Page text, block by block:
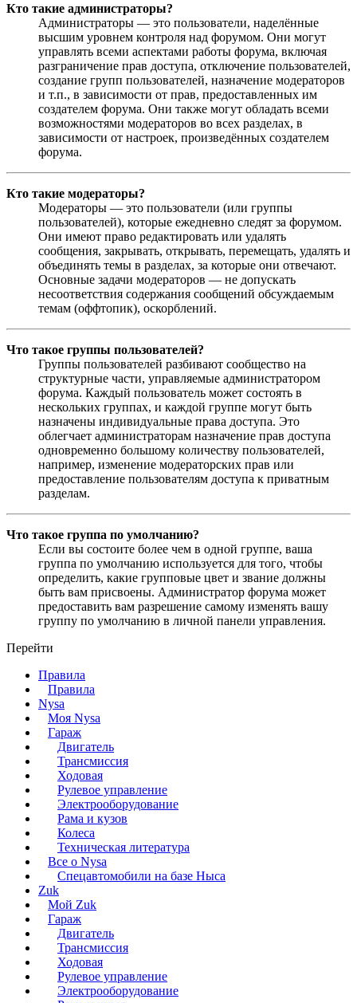
Кто такие администраторы?
Администраторы — это пользователи, наделённые
высшим уровнем контроля над форумом. Они могут
управлять всеми аспектами работы форума, включая
разграничение прав доступа, отключение пользователей,
создание групп пользователей, назначение модераторов
и т.п., в зависимости от прав, предоставленных им
создателем форума. Они также могут обладать всеми
возможностями модераторов во всех разделах, в
зависимости от настроек, произведённых создателем
форума.
Кто такие модераторы?
Модераторы — это пользователи (или группы
пользователей), которые ежедневно следят за форумом.
Они имеют право редактировать или удалять
сообщения, закрывать, открывать, перемещать, удалять и
объединять темы в разделах, за которые они отвечают.
Основные задачи модераторов — не допускать
несоответствия содержания сообщений обсуждаемым
темам (оффтопик), оскорблений.
Что такое группы пользователей?
Группы пользователей разбивают сообщество на
структурные части, управляемые администратором
форума. Каждый пользователь может состоять в
нескольких группах, и каждой группе могут быть
назначены индивидуальные права доступа. Это
облегчает администраторам назначение прав доступа
одновременно большому количеству пользователей,
например, изменение модераторских прав или
предоставление пользователям доступа к приватным
разделам.
Что такое группа по умолчанию?
Если вы состоите более чем в одной группе, ваша
группа по умолчанию используется для того, чтобы
определить, какие групповые цвет и звание должны
быть вам присвоены. Администратор форума может
предоставить вам разрешение самому изменять вашу
группу по умолчанию в личной панели управления.
Перейти
Правила
Правила
Nysa
Моя Nysa
Гараж
Двигатель
Трансмиссия
Ходовая
Рулевое управление
Электрооборудование
Рама и кузов
Колеса
Техническая литература
Все о Nysa
Спецавтомобили на базе Ныса
Zuk
Мой Zuk
Гараж
Двигатель
Трансмиссия
Ходовая
Рулевое управление
Электрооборудование